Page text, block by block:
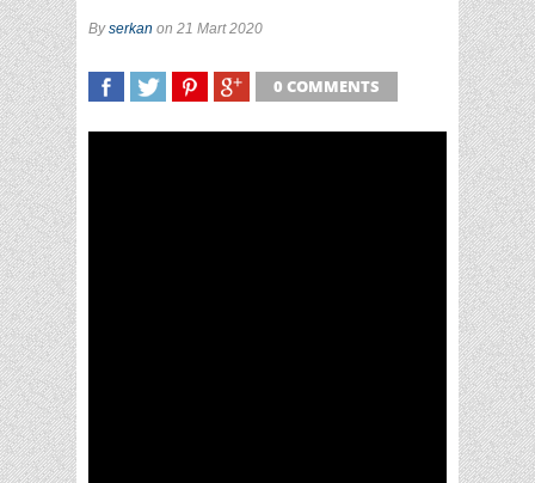
Byserkan on 21 Mart 2020
0 COMMENTS